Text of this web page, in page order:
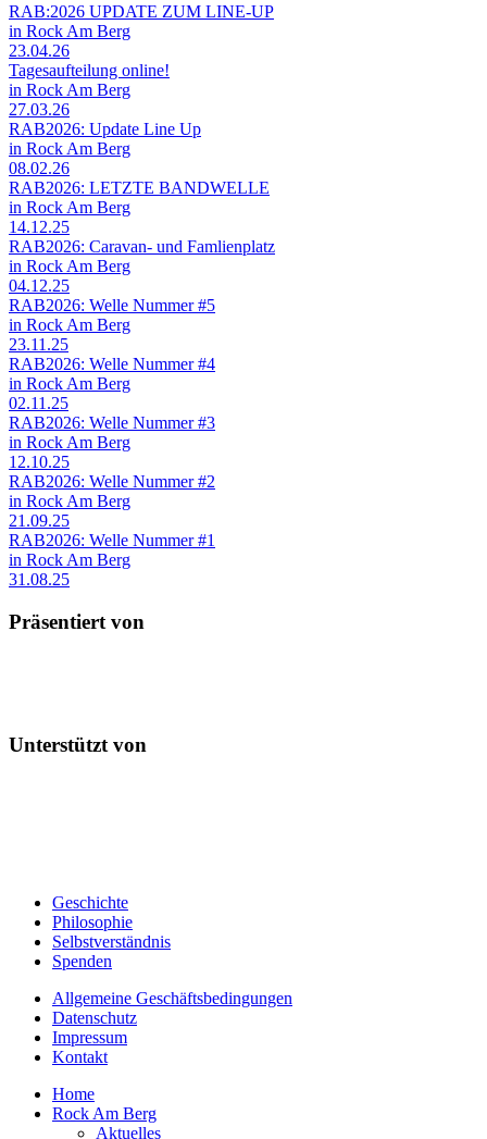
RAB:2026 UPDATE ZUM LINE-UP
in Rock Am Berg
23.04.26
Tagesaufteilung online!
in Rock Am Berg
27.03.26
RAB2026: Update Line Up
in Rock Am Berg
08.02.26
RAB2026: LETZTE BANDWELLE
in Rock Am Berg
14.12.25
RAB2026: Caravan- und Famlienplatz
in Rock Am Berg
04.12.25
RAB2026: Welle Nummer #5
in Rock Am Berg
23.11.25
RAB2026: Welle Nummer #4
in Rock Am Berg
02.11.25
RAB2026: Welle Nummer #3
in Rock Am Berg
12.10.25
RAB2026: Welle Nummer #2
in Rock Am Berg
21.09.25
RAB2026: Welle Nummer #1
in Rock Am Berg
31.08.25
Präsentiert von
Unterstützt von
Geschichte
Philosophie
Selbstverständnis
Spenden
Allgemeine Geschäftsbedingungen
Datenschutz
Impressum
Kontakt
Home
Rock Am Berg
Aktuelles